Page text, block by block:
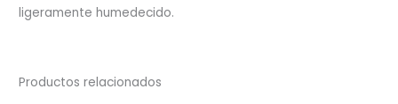
ligeramente humedecido.
Productos relacionados